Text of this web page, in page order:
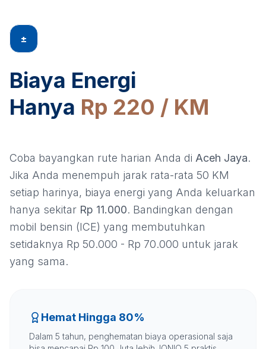
±
Biaya Energi
Hanya Rp 220 / KM
Coba bayangkan rute harian Anda di Aceh Jaya.
Jika Anda menempuh jarak rata-rata 50 KM
setiap harinya, biaya energi yang Anda keluarkan
hanya sekitar Rp 11.000. Bandingkan dengan
mobil bensin (ICE) yang membutuhkan
setidaknya Rp 50.000 - Rp 70.000 untuk jarak
yang sama.
Hemat Hingga 80%
Dalam 5 tahun, penghematan biaya operasional saja